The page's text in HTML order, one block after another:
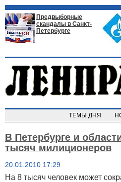
Предвыборные
скандалы в Санкт-
Петербурге
ТЕМЫ ДНЯ
В Петербурге и
тысяч милиционеров
20.01.2010 17:29
На 8 тысяч человек может